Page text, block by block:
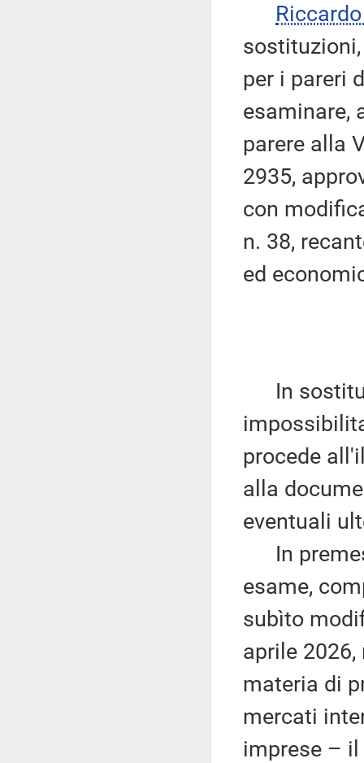
per i pareri
esaminare,
parere alla
2935,
con
n. 38,
ed
In
procede
alla
eventuali
In
esame,
subìto
aprile
materia di
mercati
imprese – il